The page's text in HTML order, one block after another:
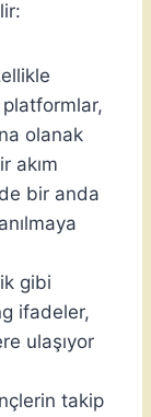
olanak
akım
bir anda
gibi
ifadeler,
ulaşıyor
takip